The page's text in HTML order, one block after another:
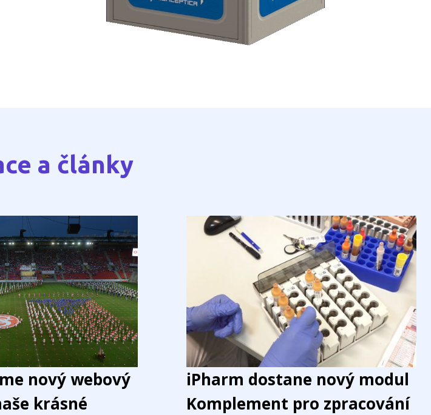
a články
nový webový
krásné
iPharm dostane nový modul
Komplement pro zpracování